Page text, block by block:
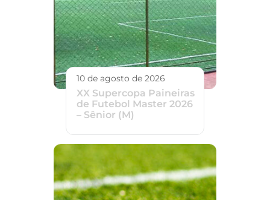
10 de agosto de 2026
XX Supercopa Paineiras
de Futebol Master 2026
– Sênior (M)